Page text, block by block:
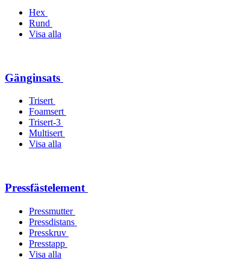
Hex
Rund
Visa alla
Gänginsats
Trisert
Foamsert
Trisert-3
Multisert
Visa alla
Pressfästelement
Pressmutter
Pressdistans
Presskruv
Presstapp
Visa alla